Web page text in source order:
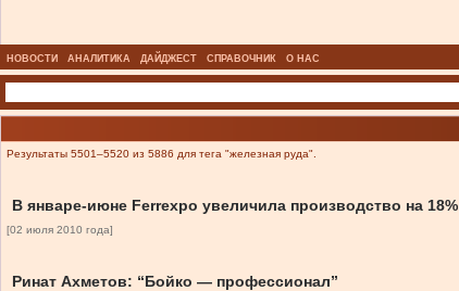
НОВОСТИ АНАЛИТИКА ДАЙДЖЕСТ СПРАВОЧНИК О НАС
Результаты 5501–5520 из 5886 для тега "железная руда".
В январе-июне Ferrexpo увеличила производство на 18%
[02 июля 2010 года]
Ринат Ахметов: “Бойко — профессионал”